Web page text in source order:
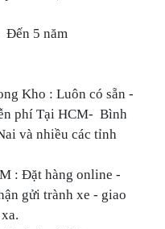
Đến 5 năm
Kho : Luôn có sẵn -
phí Tại HCM- Bình
và nhiều các tỉnh
: Đặt hàng online -
gửi trành xe - giao